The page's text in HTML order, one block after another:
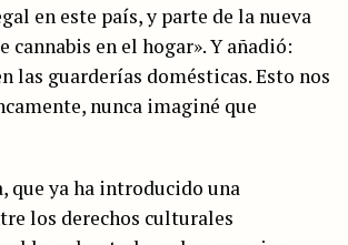
en este país, y parte de la nueva
en el hogar». Y añadió:
las guarderías domésticas. Esto nos
nunca imaginé que
que ya ha introducido una
los derechos culturales